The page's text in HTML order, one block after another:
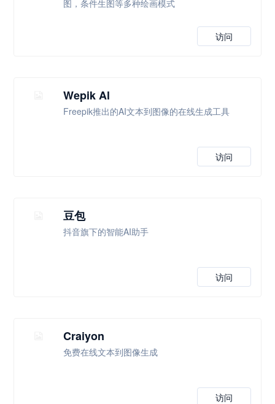
图，条件生图等多种绘画模式
访问
Wepik Al
Freepik推出的AI文本到图像的在线生成工具
访问
豆包
抖音旗下的智能AI助手
访问
Craiyon
免费在线文本到图像生成
访问